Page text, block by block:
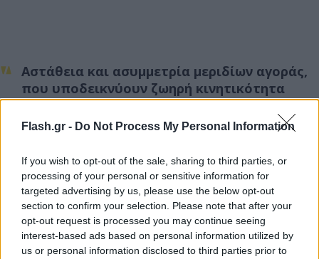
Flash.gr - Do Not Process My Personal Information
If you wish to opt-out of the sale, sharing to third parties, or
processing of your personal or sensitive information for
targeted advertising by us, please use the below opt-out
section to confirm your selection. Please note that after your
opt-out request is processed you may continue seeing
interest-based ads based on personal information utilized by
us or personal information disclosed to third parties prior to
Αστάθεια και ασυμμετρία μεριδίων αγοράς,
που υποδεικνύουν ζωηρή κινητικότητα
στον κλάδο.
Απουσία ουσιαστικών εμποδίων εισόδου
Έλλειψη δεσμών (νομικών ή διαρθρωτικών)
μεταξύ των επιχειρήσεων.
Ισχυρή διαπραγματευτική δύναμη των
σούπερ μάρκετ, ειδικά λόγω των προϊόντων
ιδιωτικής ετικέτας, που πιέζουν έντονα τις